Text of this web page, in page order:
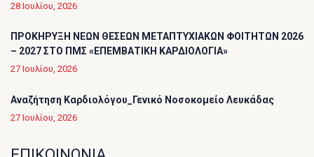
28 Ιουλίου, 2026
ΠΡΟΚΗΡΥΞΗ ΝΕΩΝ ΘΕΣΕΩΝ ΜΕΤΑΠΤΥΧΙΑΚΩΝ ΦΟΙΤΗΤΩΝ 2026
– 2027 ΣΤΟ ΠΜΣ «ΕΠΕΜΒΑΤΙΚΗ ΚΑΡΔΙΟΛΟΓΙΑ»
27 Ιουλίου, 2026
Αναζήτηση Καρδιολόγου_Γενικό Νοσοκομείο Λευκάδας
27 Ιουλίου, 2026